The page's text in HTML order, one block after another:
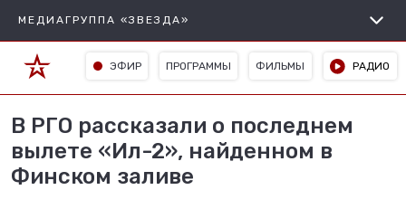
МЕДИАГРУППА «ЗВЕЗДА»
ЭФИР ПРОГРАММЫ ФИЛЬМЫ РАДИО
В РГО рассказали о последнем
вылете «Ил-2», найденном в
Финском заливе